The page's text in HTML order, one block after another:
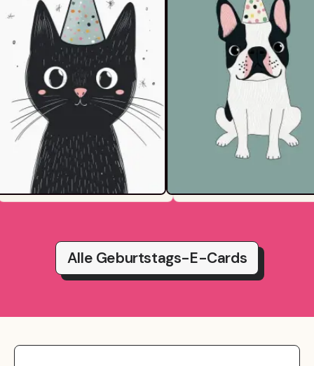
Alle Geburtstags-E-Cards